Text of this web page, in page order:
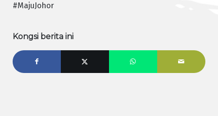
#MajuJohor
Kongsi berita ini